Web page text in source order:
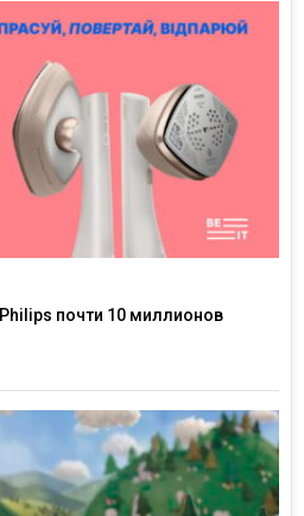
почти 10 миллионов